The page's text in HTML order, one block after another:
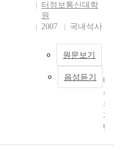
터정보통신대학
원
2007
국내석사
원문보기
음성듣기
디
스
크
기
반